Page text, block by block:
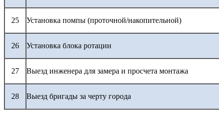
25 Установка помпы (проточной/накопительной)
26 Установка блока ротации
27 Выезд инженера для замера и просчета монтажа
28 Выезд бригады за черту города